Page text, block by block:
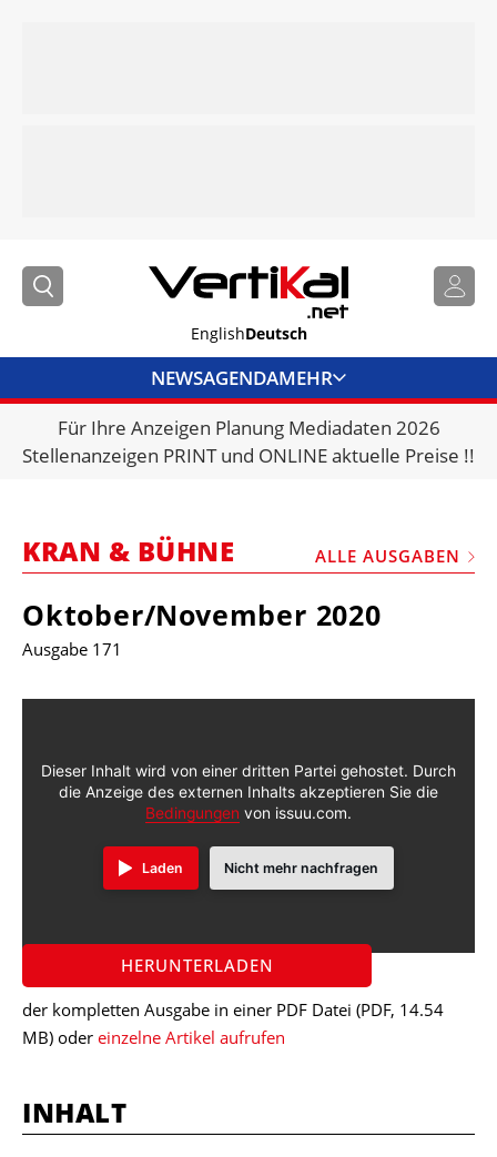
EnglishDeutsch
NEWSAGENDAMEHR
BRANCHENLINKS
VERMIETER
MARKTPLATZ
WÄHRUNGSRECHNER
KONTAKT
Für Ihre Anzeigen Planung Mediadaten 2026
Stellenanzeigen PRINT und ONLINE aktuelle Preise !!
KRAN & BÜHNE ALLE AUSGABEN
Oktober/November 2020
Ausgabe 171
Dieser Inhalt wird von einer dritten Partei gehostet. Durch
die Anzeige des externen Inhalts akzeptieren Sie die
Bedingungen von issuu.com.
Laden Nicht mehr nachfragen
HERUNTERLADEN
der kompletten Ausgabe in einer PDF Datei (PDF, 14.54
MB) oder einzelne Artikel aufrufen
INHALT